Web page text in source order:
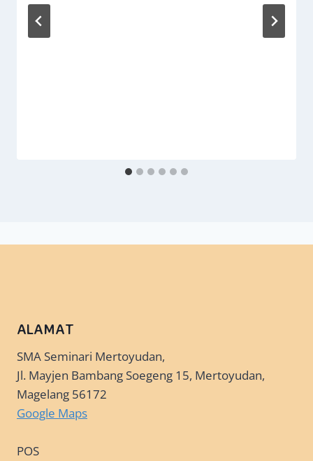
ALAMAT
SMA Seminari Mertoyudan,
Jl. Mayjen Bambang Soegeng 15, Mertoyudan,
Magelang 56172
Google Maps
POS